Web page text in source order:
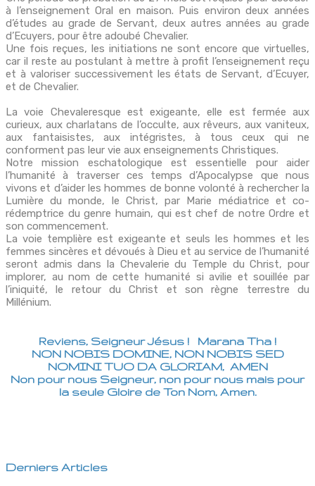
à l’enseignement Oral en maison. Puis environ deux années
d’études au grade de Servant, deux autres années au grade
d’Ecuyers, pour être adoubé Chevalier.
Une fois reçues, les initiations ne sont encore que virtuelles,
car il reste au postulant à mettre à profit l’enseignement reçu
et à valoriser successivement les états de Servant, d’Ecuyer,
et de Chevalier.
La voie Chevaleresque est exigeante, elle est fermée aux
curieux, aux charlatans de l’occulte, aux rêveurs, aux vaniteux,
aux fantaisistes, aux intégristes, à tous ceux qui ne
conforment pas leur vie aux enseignements Christiques.
Notre mission eschatologique est essentielle pour aider
l’humanité à traverser ces temps d’Apocalypse que nous
vivons et d’aider les hommes de bonne volonté à rechercher la
Lumière du monde, le Christ, par Marie médiatrice et co-
rédemptrice du genre humain, qui est chef de notre Ordre et
son commencement.
La voie templière est exigeante et seuls les hommes et les
femmes sincères et dévoués à Dieu et au service de l’humanité
seront admis dans la Chevalerie du Temple du Christ, pour
implorer, au nom de cette humanité si avilie et souillée par
l’iniquité, le retour du Christ et son règne terrestre du
Millénium.
Reviens, Seigneur Jésus ! Marana Tha !
NON NOBIS DOMINE, NON NOBIS SED
NOMINI TUO DA GLORIAM, AMEN
Non pour nous Seigneur, non pour nous mais pour
la seule Gloire de Ton Nom, Amen.
Derniers Articles